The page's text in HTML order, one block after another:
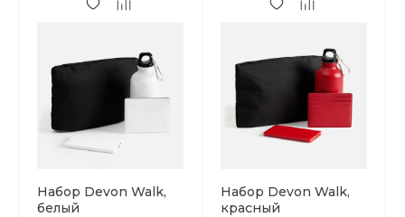
Набор Devon Walk,
белый
Набор Devon Walk,
красный